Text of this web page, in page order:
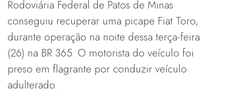
Rodoviária Federal de Patos de Minas
conseguiu recuperar uma picape Fiat Toro,
durante operação na noite dessa terça-feira
(26) na BR 365. O motorista do veículo foi
preso em flagrante por conduzir veículo
adulterado.